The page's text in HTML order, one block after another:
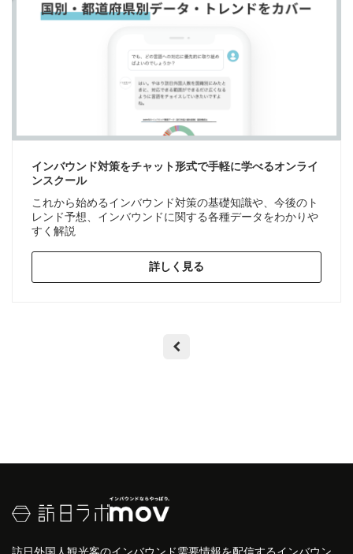
インバウンド対策をチャット形式で手軽に学べるオンライ
ンスクール
これから始めるインバウンド対策の基礎知識や、今後のト
レンド予想、インバウンドに関する各種データをわかりや
すく解説
詳しく見る
訪日外国人観光客のインバウンド需要情報を配信するインバウン